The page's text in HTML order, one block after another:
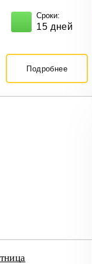
Сроки:
15 дней
Подробнее